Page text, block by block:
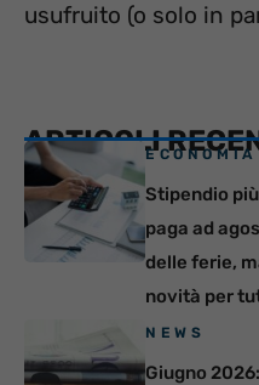
usufruito (o solo in
ARTICOLIECONOMIA
Stipendio
paga ad
delle ferie,
novità per
NEWS
Giugno